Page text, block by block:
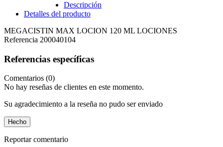
Descripción
Detalles del producto
MEGACISTIN MAX LOCION 120 ML LOCIONES
Referencia 200040104
Referencias específicas
Comentarios (0)
No hay reseñas de clientes en este momento.
Su agradecimiento a la reseña no pudo ser enviado
Hecho
Reportar comentario